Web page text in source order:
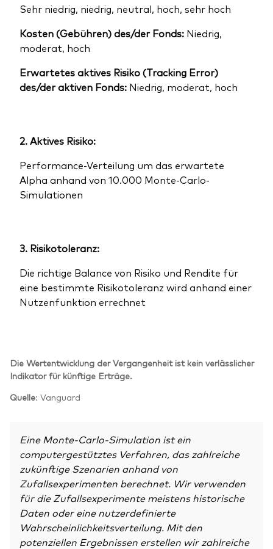
Sehr niedrig, niedrig, neutral, hoch, sehr hoch
Kosten (Gebühren) des/der Fonds: Niedrig,
moderat, hoch
Erwartetes aktives Risiko (Tracking Error)
des/der aktiven Fonds: Niedrig, moderat, hoch
2. Aktives Risiko:
Performance-Verteilung um das erwartete
Alpha anhand von 10.000 Monte-Carlo-
Simulationen
3. Risikotoleranz:
Die richtige Balance von Risiko und Rendite für
eine bestimmte Risikotoleranz wird anhand einer
Nutzenfunktion errechnet
Die Wertentwicklung der Vergangenheit ist kein verlässlicher
Indikator für künftige Erträge.
Quelle: Vanguard
Eine Monte-Carlo-Simulation ist ein
computergestütztes Verfahren, das zahlreiche
zukünftige Szenarien anhand von
Zufallsexperimenten berechnet. Wir verwenden
für die Zufallsexperimente meistens historische
Daten oder eine nutzerdefinierte
Wahrscheinlichkeitsverteilung. Mit den
potenziellen Ergebnissen erstellen wir zahlreiche